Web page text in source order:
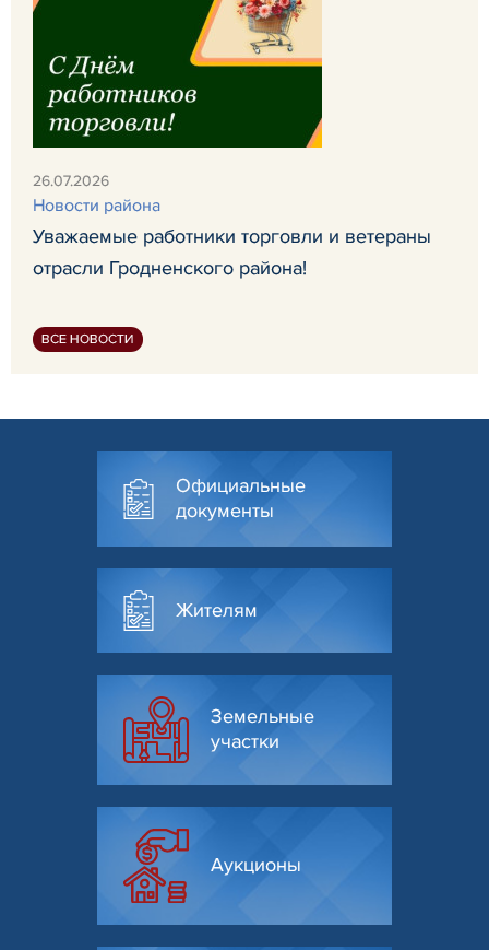
26.07.2026
Новости района
Уважаемые работники торговли и ветераны
отрасли Гродненского района!
ВСЕ НОВОСТИ
Официальные
документы
Жителям
Земельные
участки
Аукционы